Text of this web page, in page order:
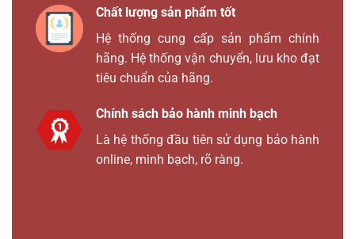
Chất lượng sản phẩm tốt
Hệ thống cung cấp sản phẩm chính
hãng. Hệ thống vận chuyển, lưu kho đạt
tiêu chuẩn của hãng.
Chính sách bảo hành minh bạch
Là hệ thống đầu tiên sử dụng bảo hành
online, minh bạch, rõ ràng.